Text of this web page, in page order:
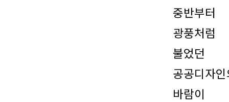
중반부터
광풍처럼
불었던
공공디자
바람이